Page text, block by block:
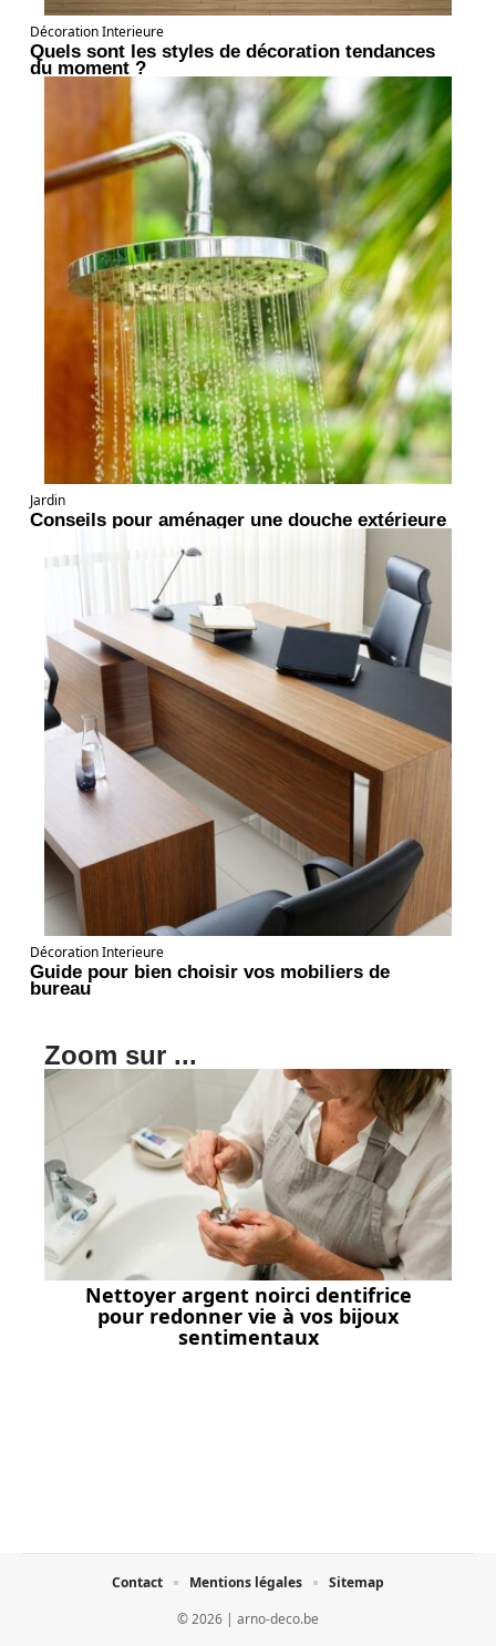
Décoration Interieure
Quels sont les styles de décoration tendances
du moment ?
Jardin
Conseils pour aménager une douche extérieure
Décoration Interieure
Guide pour bien choisir vos mobiliers de
bureau
Zoom sur ...
Nettoyer argent noirci dentifrice
pour redonner vie à vos bijoux
sentimentaux
© 2026 | arno-deco.be
Contact Mentions légales Sitemap